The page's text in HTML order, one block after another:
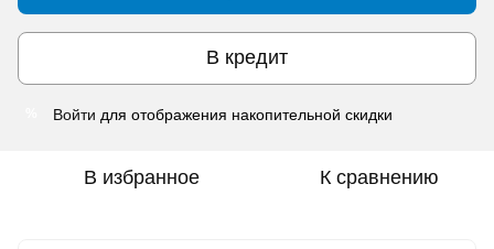
В кредит
Войти для отображения накопительной скидки
В избранное К сравнению